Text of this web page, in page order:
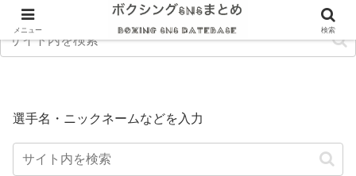
選手名・ニックネームなどを入力
メニュー 検索